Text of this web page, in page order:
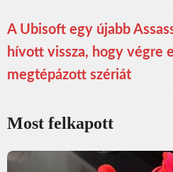
A Ubisoft egy újabb
hívott vissza, hogy végre
megtépázott szériát
Most felkapott